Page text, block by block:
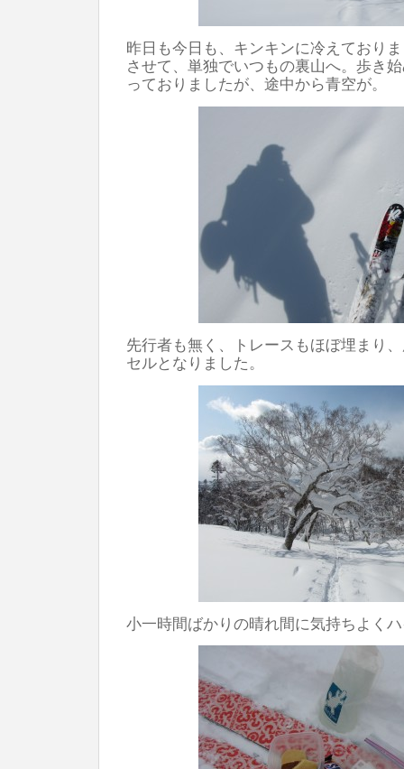
昨日も今日も、キンキンに冷えており
させて、単独でいつもの裏山へ。歩き
っておりましたが、途中から青空が。
先行者も無く、トレースもほぼ埋まり
セルとなりました。
小一時間ばかりの晴れ間に気持ちよく